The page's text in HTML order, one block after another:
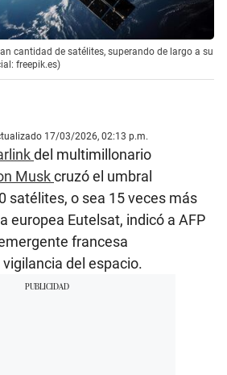
cantidad de satélites, superando de largo a su
freepik.es)
17/03/2026, 02:13 p.m.
del multimillonario
Muskcruzó el umbral
satélites, o sea 15 veces más
europea Eutelsat, indicó a AFP
francesa
del espacio.